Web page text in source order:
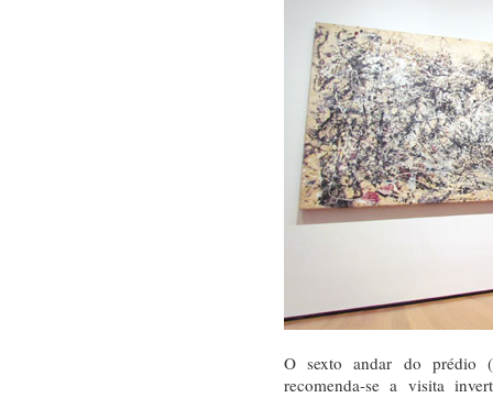
O sexto andar do prédio
recomenda-se a visita